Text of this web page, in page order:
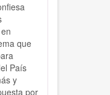
que
País
y
por